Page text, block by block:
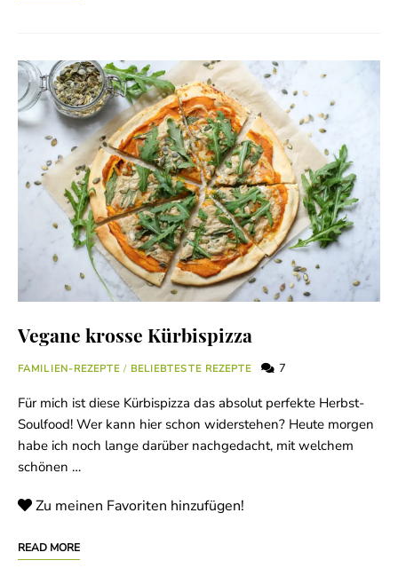
Vegane krosse Kürbispizza
FAMILIEN-REZEPTE / BELIEBTESTE REZEPTE 7
Für mich ist diese Kürbispizza das absolut perfekte Herbst-
Soulfood! Wer kann hier schon widerstehen? Heute morgen
habe ich noch lange darüber nachgedacht, mit welchem
schönen …
Zu meinen Favoriten hinzufügen!
READ MORE